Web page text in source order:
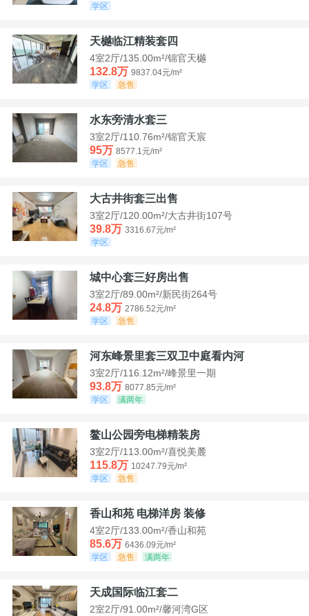
学区
天樾临江精装套四
4室2厅/135.00m²/锦官天樾
132.8万 9837.04元/m²
学区
急售
水东旁清水套三
3室2厅/110.76m²/锦官天宸
95万 8577.1元/m²
学区
急售
大古井街套三出售
3室2厅/120.00m²/大古井街107号
39.8万 3316.67元/m²
学区
城中心套三好房出售
3室2厅/89.00m²/新民街264号
24.8万 2786.52元/m²
学区
急售
河东峰景里套三双卫中庭看内河
3室2厅/116.12m²/峰景里一期
93.8万 8077.85元/m²
学区
满两年
鳌山公园旁电梯精装房
3室2厅/113.00m²/喜悦美麓
115.8万 10247.79元/m²
学区
急售
香山和苑 电梯洋房 装修
4室2厅/133.00m²/香山和苑
85.6万 6436.09元/m²
学区
急售 满两年
天成国际临江套二
2室2厅/91.00m²/馨河湾G区